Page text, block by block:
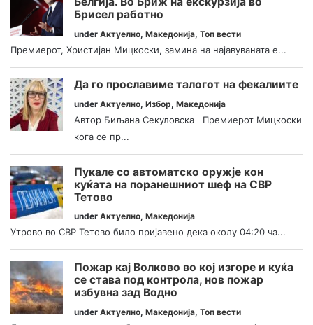
Брисел работно
under Актуелно, Македонија, Топ вести
Премиерот, Христијан Мицкоски, замина на најавуваната е...
Да го прославиме талогот на фекалиите
under Актуелно, Избор, Македонија
Автор Биљана Секуловска Премиерот Мицкоски
кога се пр...
Пукале со автоматско оружје кон
куќата на поранешниот шеф на СВР
Тетово
under Актуелно, Македонија
Утрово во СВР Тетово било пријавено дека околу 04:20 ча...
Пожар кај Волково во кој изгоре и куќа
се става под контрола, нов пожар
избувна зад Водно
under Актуелно, Македонија, Топ вести